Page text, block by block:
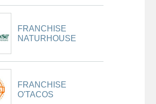
FRANCHISE
NATURHOUSE
FRANCHISE
O'TACOS